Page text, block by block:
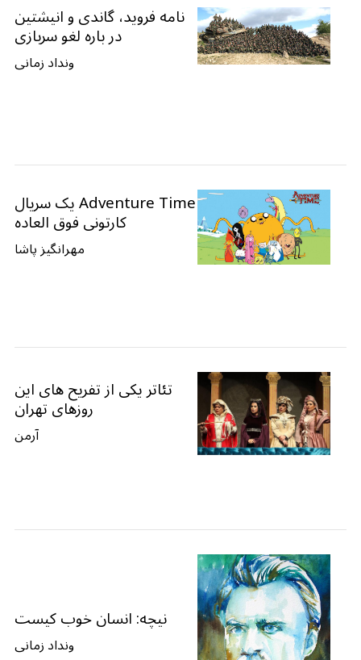
نامه فروید، گاندی و انیشتین
در باره لغو سربازی
ونداد زمانی
Adventure Time یک سریال
کارتونی فوق العاده
مهرانگیز پاشا
تئاتر یکی از تفریح های این
روزهای تهران
آرمن
نیچه: انسان خوب کیست
ونداد زمانی